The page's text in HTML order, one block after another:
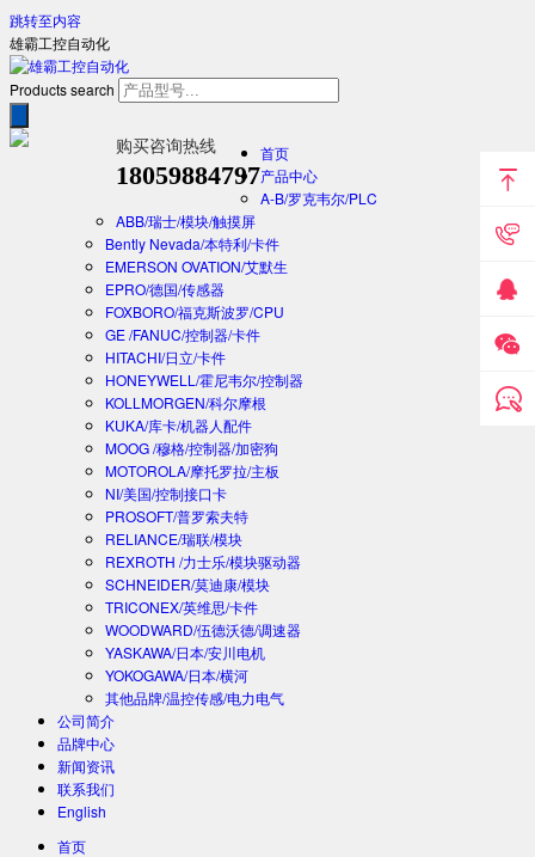
跳转至内容
雄霸工控自动化
Products search
购买咨询热线
18059884797
首页
产品中心
A-B/罗克韦尔/PLC
ABB/瑞士/模块/触摸屏
Bently Nevada/本特利/卡件
EMERSON OVATION/艾默生
EPRO/德国/传感器
FOXBORO/福克斯波罗/CPU
GE /FANUC/控制器/卡件
HITACHI/日立/卡件
HONEYWELL/霍尼韦尔/控制器
KOLLMORGEN/科尔摩根
KUKA/库卡/机器人配件
MOOG /穆格/控制器/加密狗
MOTOROLA/摩托罗拉/主板
NI/美国/控制接口卡
PROSOFT/普罗索夫特
RELIANCE/瑞联/模块
REXROTH /力士乐/模块驱动器
SCHNEIDER/莫迪康/模块
TRICONEX/英维思/卡件
WOODWARD/伍德沃德/调速器
YASKAWA/日本/安川电机
YOKOGAWA/日本/横河
其他品牌/温控传感/电力电气
公司简介
品牌中心
新闻资讯
联系我们
English
首页